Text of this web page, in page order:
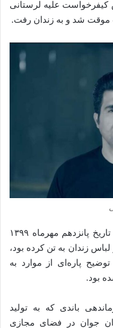
کیفرخواست علیه لرستانی
موقت شد و به زندان رفت.
اولین جلسه دادگاه محسن لرستانی در تاریخ پانزدهم مهرماه ۱۳۹۹
زندان به تن کرده بود،
پاره‌ای از موارد به
بود.
باندی که به تولید
جوان در فضای مجازی